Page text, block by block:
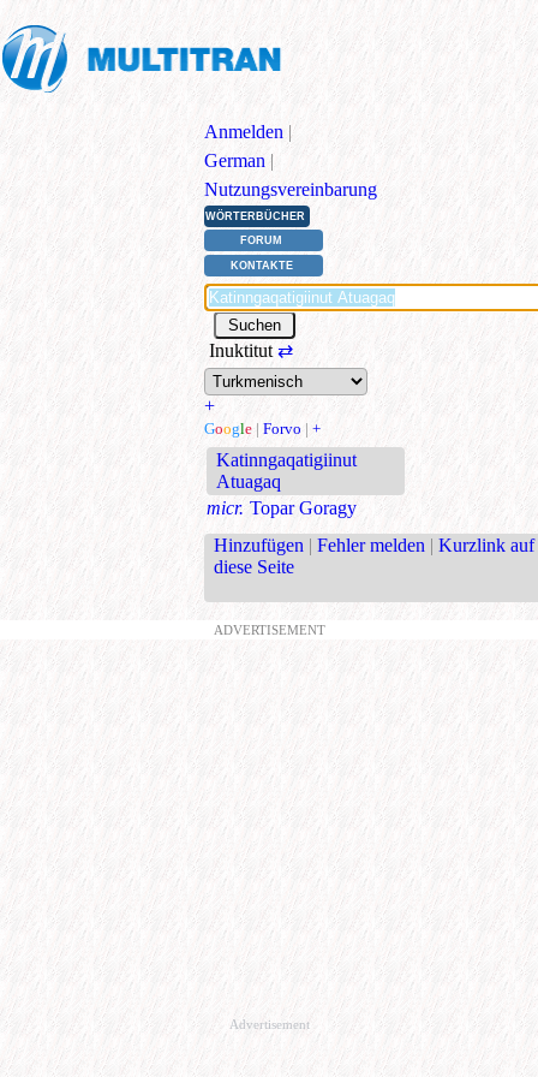
Anmelden |
German |
Nutzungsvereinbarung
WÖRTERBÜCHER
FORUM
KONTAKTE
Inuktitut ⇄
+
Google | Forvo | +
Katinngaqatigiinut
Atuagaq
micr. Topar Goragy
Hinzufügen | Fehler melden | Kurzlink auf
diese Seite
ADVERTISEMENT
Advertisement